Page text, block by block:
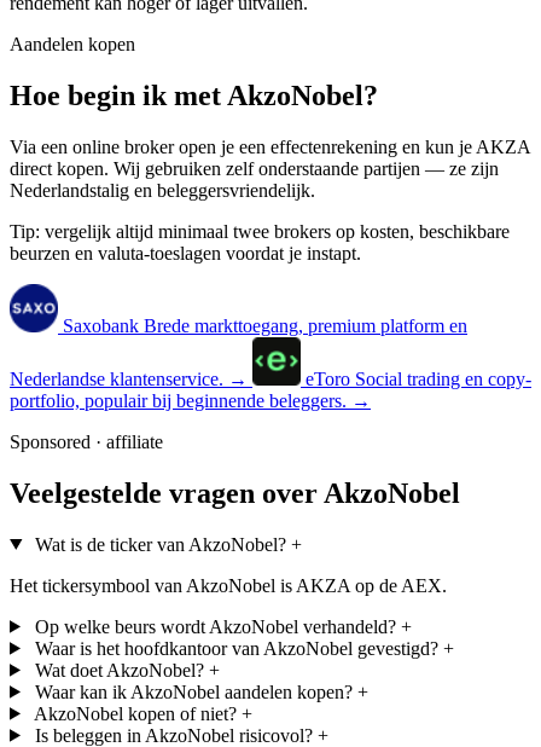
Aandelen kopen
Hoe begin ik met AkzoNobel?
Via een online broker open je een effectenrekening en kun je AKZA
direct kopen. Wij gebruiken zelf onderstaande partijen — ze zijn
Nederlandstalig en beleggersvriendelijk.
Tip: vergelijk altijd minimaal twee brokers op kosten, beschikbare
beurzen en valuta-toeslagen voordat je instapt.
Saxobank Brede markttoegang, premium platform en
Nederlandse klantenservice. → eToro Social trading en copy-
portfolio, populair bij beginnende beleggers. →
Sponsored · affiliate
Veelgestelde vragen over AkzoNobel
Wat is de ticker van AkzoNobel? +
Het tickersymbool van AkzoNobel is AKZA op de AEX.
Op welke beurs wordt AkzoNobel verhandeld? +
Waar is het hoofdkantoor van AkzoNobel gevestigd? +
Wat doet AkzoNobel? +
Waar kan ik AkzoNobel aandelen kopen? +
AkzoNobel kopen of niet? +
Is beleggen in AkzoNobel risicovol? +